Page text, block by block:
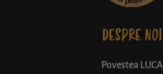
DESPRE NOI
Povestea LUCA